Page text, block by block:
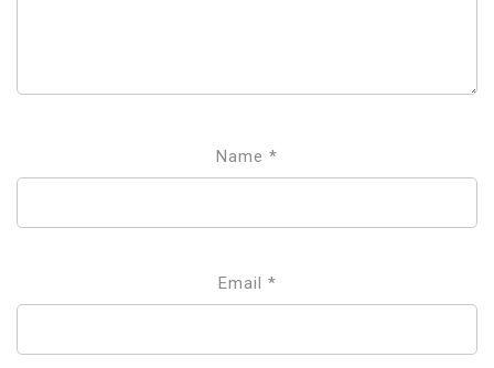
Name *
Email *